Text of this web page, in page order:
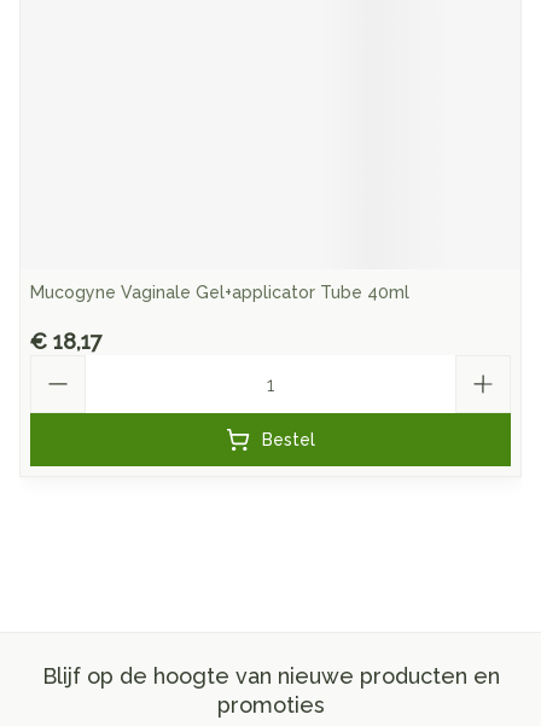
Mucogyne Vaginale Gel+applicator Tube 40ml
€ 18,17
Bestel
Blijf op de hoogte van nieuwe producten en
promoties